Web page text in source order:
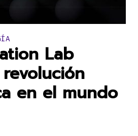
Lab
en el mundo